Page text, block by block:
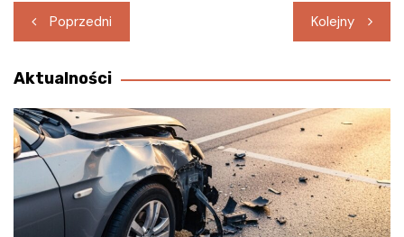
Nawigacja
wpisu
Poprzedni Kolejny
Aktualności